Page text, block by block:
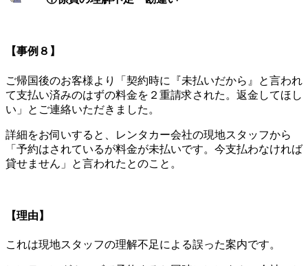
【事例８】
ご帰国後のお客様より「契約時に『未払いだから』と言われ
て支払い済みのはずの料金を２重請求された。返金してほし
い」とご連絡いただきました。
詳細をお伺いすると、レンタカー会社の現地スタッフから
「予約はされているが料金が未払いです。今支払わなければ
貸せません」と言われたとのこと。
【理由】
これは現地スタッフの理解不足による誤った案内です。